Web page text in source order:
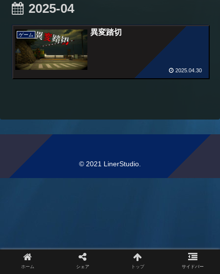
2025-04
ゲーム 異変踏切
2025.04.30
© 2021 LinerStudio.
ホーム シェア トップ サイドバー